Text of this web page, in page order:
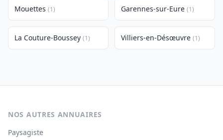
Mouettes (1) Garennes-sur-Eure (1)
La Couture-Boussey (1) Villiers-en-Désœuvre (1)
NOS AUTRES ANNUAIRES
Paysagiste